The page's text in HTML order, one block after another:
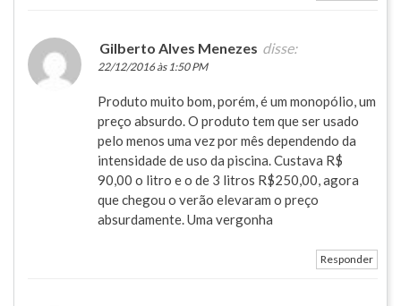
Gilberto Alves Menezes disse:
22/12/2016 às 1:50 PM
Produto muito bom, porém, é um monopólio, um
preço absurdo. O produto tem que ser usado
pelo menos uma vez por mês dependendo da
intensidade de uso da piscina. Custava R$
90,00 o litro e o de 3 litros R$250,00, agora
que chegou o verão elevaram o preço
absurdamente. Uma vergonha
Responder